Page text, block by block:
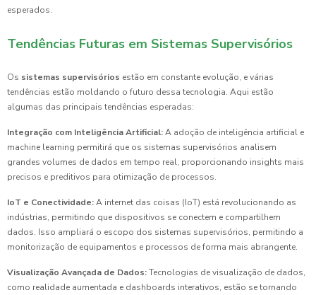
esperados.
Tendências Futuras em Sistemas Supervisórios
Os sistemas supervisórios estão em constante evolução, e várias
tendências estão moldando o futuro dessa tecnologia. Aqui estão
algumas das principais tendências esperadas:
Integração com Inteligência Artificial:A adoção de inteligência artificial e
machine learning permitirá que os sistemas supervisórios analisem
grandes volumes de dados em tempo real, proporcionando insights mais
precisos e preditivos para otimização de processos.
IoT e Conectividade:A internet das coisas (IoT) está revolucionando as
indústrias, permitindo que dispositivos se conectem e compartilhem
dados. Isso ampliará o escopo dos sistemas supervisórios, permitindo a
monitorização de equipamentos e processos de forma mais abrangente.
Visualização Avançada de Dados:Tecnologias de visualização de dados,
como realidade aumentada e dashboards interativos, estão se tornando